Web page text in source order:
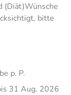
(Diät)Wünsche
bitte
p. P.
31 Aug. 2026